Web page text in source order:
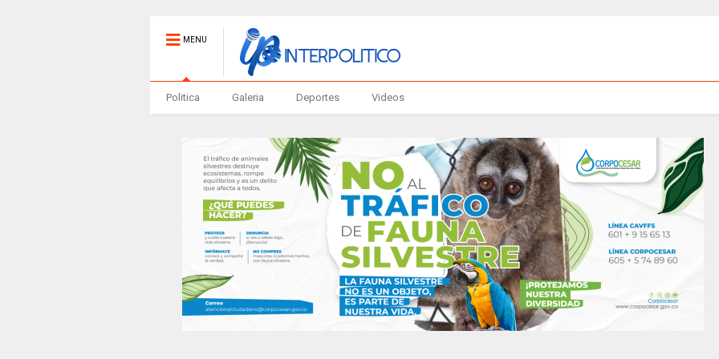
MENU
Politica Galeria Deportes Videos